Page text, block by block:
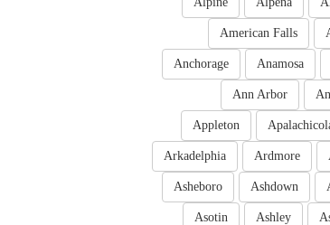
American Falls
Anamosa
Anchorage
Ann Arbor
Appleton
Ardmore
Arkadelphia
Ashdown
Asheboro
Ashley
Asotin